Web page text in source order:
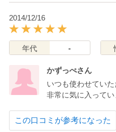
2014/12/16
年代 -
かずっぺさん
いつも使わせていた
非常に気に入ってい
この口コミが参考になった